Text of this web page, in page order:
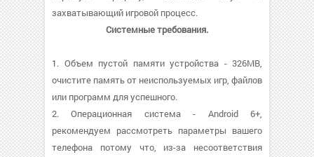
захватывающий игровой процесс.
Системные требования.
1. Объем пустой памяти устройства - 326MB,
очистите память от неиспользуемых игр, файлов
или программ для успешного.
2. Операционная система - Android 6+,
рекомендуем рассмотреть параметры вашего
телефона потому что, из-за несоответствия